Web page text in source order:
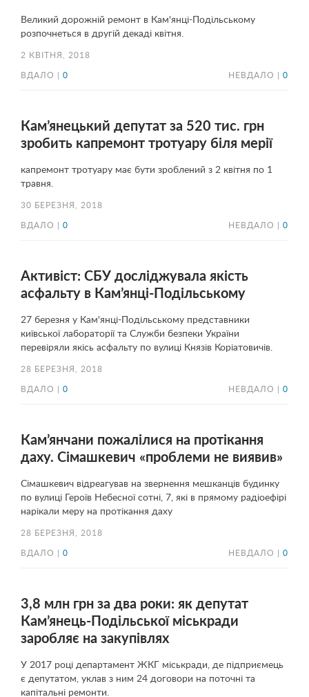
Великий дорожній ремонт в Кам'янці-Подільському
розпочнеться в другій декаді квітня.
2 КВІТНЯ, 2018
ВДАЛО | 0 НЕВДАЛО | 0
Кам’янецький депутат за 520 тис. грн
зробить капремонт тротуару біля мерії
капремонт тротуару має бути зроблений з 2 квітня по 1
травня.
30 БЕРЕЗНЯ, 2018
ВДАЛО | 0 НЕВДАЛО | 0
Активіст: СБУ досліджувала якість
асфальту в Кам’янці-Подільському
27 березня у Кам'янці-Подільському представники
київської лабораторії та Служби безпеки України
перевіряли якісь асфальту по вулиці Князів Коріатовичів.
28 БЕРЕЗНЯ, 2018
ВДАЛО | 0 НЕВДАЛО | 0
Кам’янчани пожалілися на протікання
даху. Сімашкевич «проблеми не виявив»
Сімашкевич відреагував на звернення мешканців будинку
по вулиці Героїв Небесної сотні, 7, які в прямому радіоефірі
нарікали меру на протікання даху
28 БЕРЕЗНЯ, 2018
ВДАЛО | 0 НЕВДАЛО | 0
3,8 млн грн за два роки: як депутат
Кам’янець-Подільської міськради
заробляє на закупівлях
У 2017 році департамент ЖКГ міськради, де підприємець
є депутатом, уклав з ним 24 договори на поточні та
капітальні ремонти.